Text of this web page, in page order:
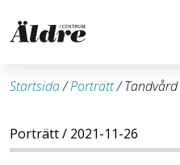
Startsida/Porträtt/
Porträtt/ 2021-11-26